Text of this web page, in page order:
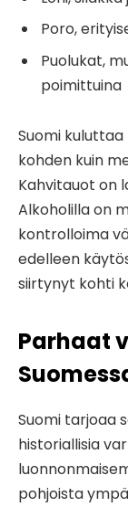
Poro,
Puolukat,
poimittuina
Suomi
kohden kuin
Kahvitauot on
Alkoholilla on
kontrolloima
edelleen
siirtynyt kohti
Parhaat
Suomi tarjoaa
historiallisia
pohjoista